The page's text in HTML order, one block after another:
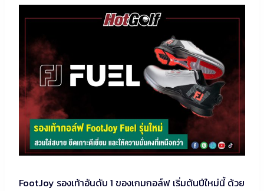
FootJoy รองเท้าอันดับ 1 ของเกมกอล์ฟ เริ่มต้นปีใหม่นี้ ด้วย